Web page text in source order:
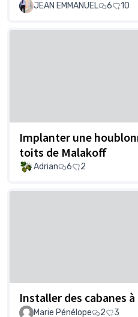
JEAN EMMANUEL 6 10
Implanter une
toits de Malakoff
Adrian 6 2
Installer des cabanes à
Marie Pénélope
2 3